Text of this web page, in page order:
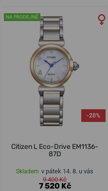
NA PRODEJNĚ
-20%
Citizen L Eco-Drive EM1136-
87D
Skladem v pátek 14. 8. u vás
9 400 Kč
7 520 Kč